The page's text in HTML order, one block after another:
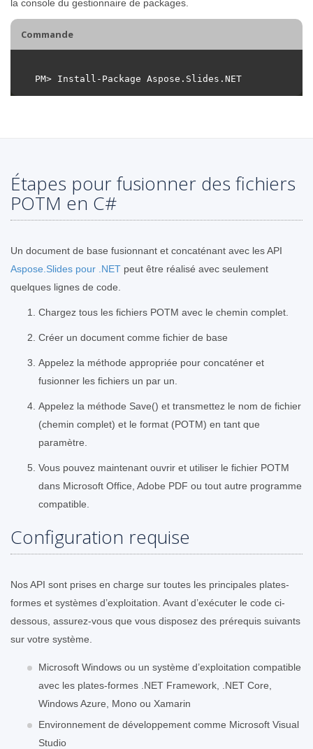
la console du gestionnaire de packages.
Commande
Étapes pour fusionner des fichiers
POTM en C#
Un document de base fusionnant et concaténant avec les API
Aspose.Slides pour .NET peut être réalisé avec seulement
quelques lignes de code.
Chargez tous les fichiers POTM avec le chemin complet.
Créer un document comme fichier de base
Appelez la méthode appropriée pour concaténer et
fusionner les fichiers un par un.
Appelez la méthode Save() et transmettez le nom de fichier
(chemin complet) et le format (POTM) en tant que
paramètre.
Vous pouvez maintenant ouvrir et utiliser le fichier POTM
dans Microsoft Office, Adobe PDF ou tout autre programme
compatible.
Configuration requise
Nos API sont prises en charge sur toutes les principales plates-
formes et systèmes d’exploitation. Avant d’exécuter le code ci-
dessous, assurez-vous que vous disposez des prérequis suivants
sur votre système.
Microsoft Windows ou un système d’exploitation compatible
avec les plates-formes .NET Framework, .NET Core,
Windows Azure, Mono ou Xamarin
Environnement de développement comme Microsoft Visual
Studio